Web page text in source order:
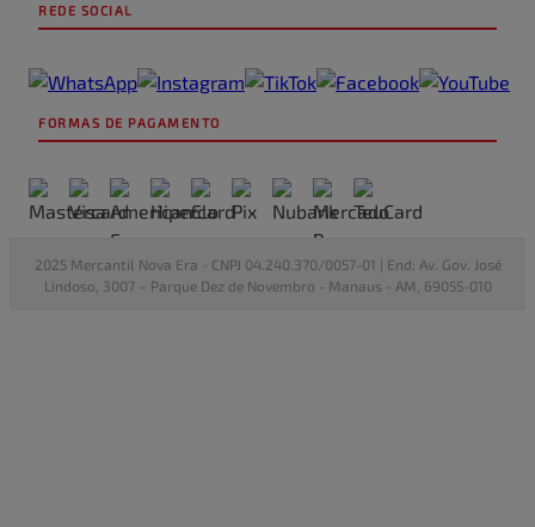
REDE SOCIAL
FORMAS DE PAGAMENTO
2025 Mercantil Nova Era - CNPJ 04.240.370/0057-01 | End: Av. Gov. José
Lindoso, 3007 – Parque Dez de Novembro - Manaus - AM, 69055-010